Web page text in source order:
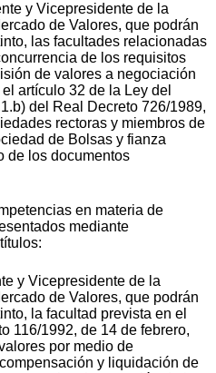
y Vicepresidente de la
de Valores, que podrán
las facultades relacionadas
de los requisitos
de valores a negociación
artículo 32 de la Ley del
del Real Decreto 726/1989,
rectoras y miembros de
de Bolsas y fianza
de los documentos
en materia de
mediante
y Vicepresidente de la
de Valores, que podrán
la facultad prevista en el
116/1992, de 14 de febrero,
por medio de
y liquidación de